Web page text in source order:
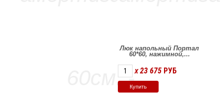
Люк напольный Портал
60*60, нажимной,...
X 23 675 РУБ